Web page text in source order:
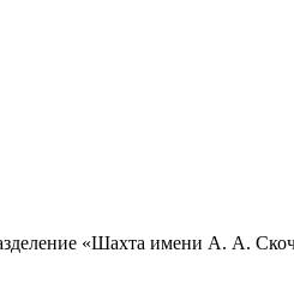
«Шахта имени А. А.